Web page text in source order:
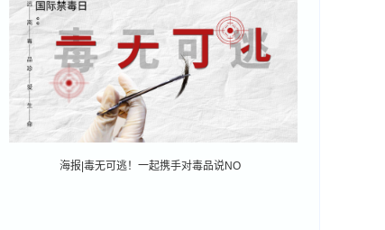
海报|毒无可逃！一起携手对毒品说NO